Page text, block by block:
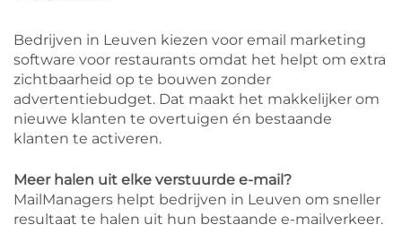
Bedrijven in Leuven kiezen voor email marketing
software voor restaurants omdat het helpt om extra
zichtbaarheid op te bouwen zonder
advertentiebudget. Dat maakt het makkelijker om
nieuwe klanten te overtuigen én bestaande
klanten te activeren.
Meer halen uit elke verstuurde e-mail?
MailManagers helpt bedrijven in Leuven om sneller
resultaat te halen uit hun bestaande e-mailverkeer.